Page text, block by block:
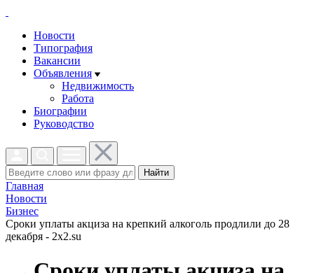
Новости
Типография
Вакансии
Объявления
Недвижимость
Работа
Биографии
Руководство
Найти
Главная
Новости
Бизнес
Сроки уплаты акциза на крепкий алкоголь продлили до 28
декабря - 2x2.su